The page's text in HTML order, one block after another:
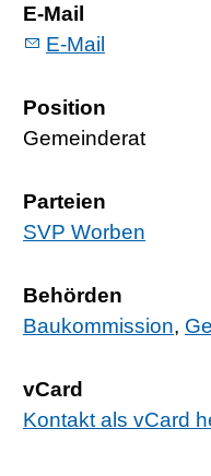
E-Mail
E-Mail
Position
Gemeinderat
Parteien
SVP Worben
Behörden
Baukommission,
vCard
Kontakt als vCard